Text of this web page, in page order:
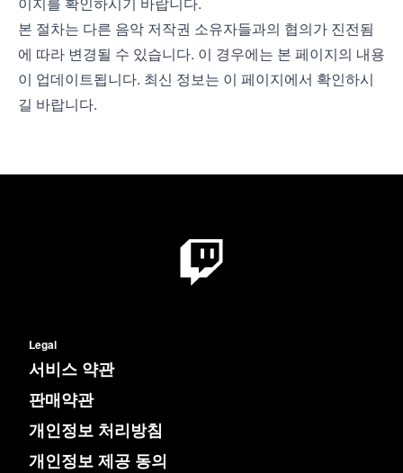
본 절차는 다른 음악 저작권 소유자들과의 협의가 진전됨
에 따라 변경될 수 있습니다. 이 경우에는 본 페이지의 내용
이 업데이트됩니다. 최신 정보는 이 페이지에서 확인하시
길 바랍니다.
Legal
서비스 약관
판매약관
개인정보 처리방침
개인정보 제공 동의